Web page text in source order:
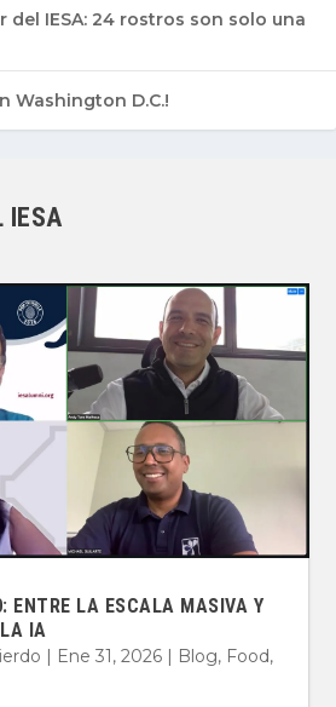
del IESA: 24 rostros son solo una
Washington D.C.!
IESA
ENTRE LA ESCALA MASIVA Y
IA
| Ene 31, 2026 | Blog, Food,